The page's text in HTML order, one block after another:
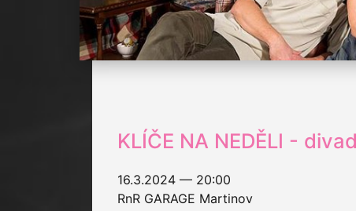
KLÍČE NA NEDĚLI -
16.3.2024 — 20:00
RnR GARAGE Martinov